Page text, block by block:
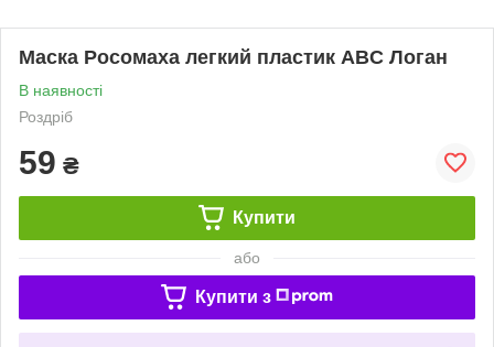
Маска Росомаха легкий пластик ABC Логан
В наявності
Роздріб
59 ₴
Купити
або
Купити з